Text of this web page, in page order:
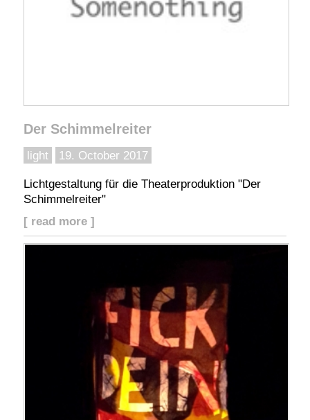
Der Schimmelreiter
light 19. October 2017
Lichtgestaltung für die Theaterproduktion "Der
Schimmelreiter"
[ read more ]